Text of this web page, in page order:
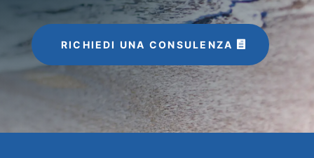
RICHIEDI UNA CONSULENZA